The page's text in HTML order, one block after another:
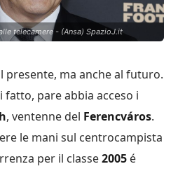
telecamere - (Ansa) SpazioJ.it
presente, ma anche al futuro.
pare abbia acceso i
, ventenne del Ferencváros.
le mani sul centrocampista
per il classe2005 é